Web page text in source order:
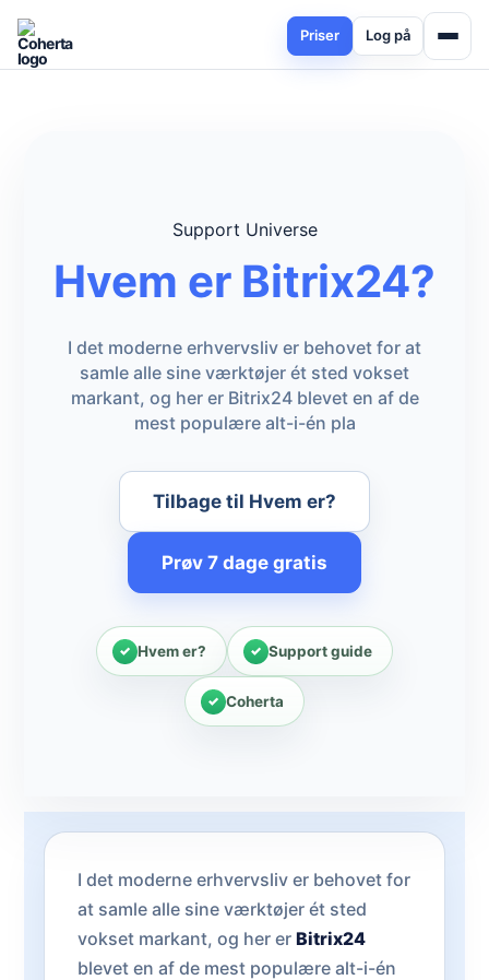
Priser Log på
Support Universe
Hvem er Bitrix24?
I det moderne erhvervsliv er behovet for at
samle alle sine værktøjer ét sted vokset
markant, og her er Bitrix24 blevet en af de
mest populære alt-i-én pla
Tilbage til Hvem er?
Prøv 7 dage gratis
Hvem er? Support guide
Coherta
I det moderne erhvervsliv er behovet for
at samle alle sine værktøjer ét sted
vokset markant, og her er Bitrix24
blevet en af de mest populære alt-i-én